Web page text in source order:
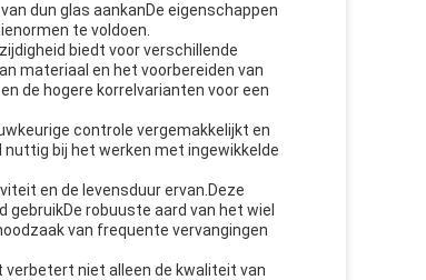
dun glas aankanDe eigenschappen
te voldoen.
biedt voor verschillende
materiaal en het voorbereiden van
de hogere korrelvarianten voor een
controle vergemakkelijkt en
bij het werken met ingewikkelde
en de levensduur ervan.Deze
robuuste aard van het wiel
van frequente vervangingen
verbetert niet alleen de kwaliteit van